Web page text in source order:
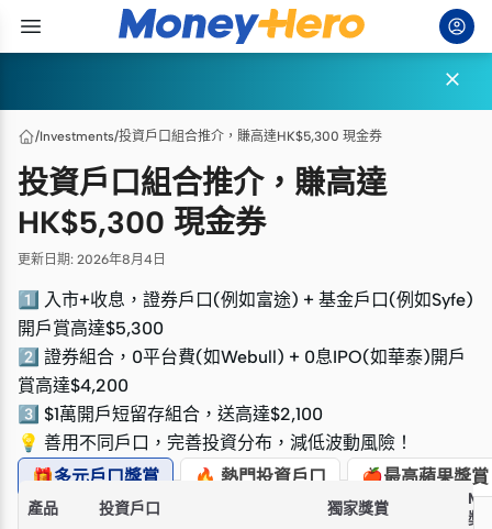

/Investments/投資戶口組合推介，賺高達HK$5,300 現金券
投資戶口組合推介，賺高達
HK$5,300 現金券
更新日期: 2026年8月4日
1️⃣ 入市+收息，證券戶口(例如富途) + 基金戶口(例如Syfe)
開戶賞高達$5,300
2️⃣ 證券組合，0平台費(如Webull) + 0息IPO(如華泰)開戶
賞高達$4,200
3️⃣ $1萬開戶短留存組合，送高達$2,100
💡 善用不同戶口，完善投資分布，減低波動風險！
🎁多元戶口獎賞
🔥 熱門投資戶口 🍎最高蘋果獎賞
產品 投資戶口 獨家獎賞
獎